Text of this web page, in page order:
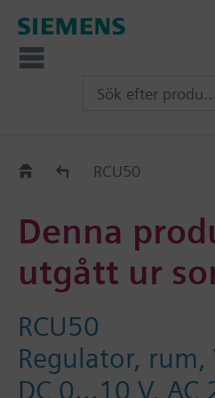
Old2NewRCU50
Denna
utgått ur
RCU50
Regulator, rum,
DC 0...10 V, AC